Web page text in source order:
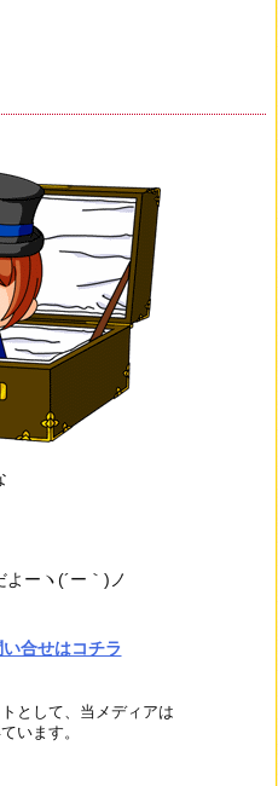
よー ヽ(´ー｀)ノ
い合せはコチラ
として、当メディアは
います。